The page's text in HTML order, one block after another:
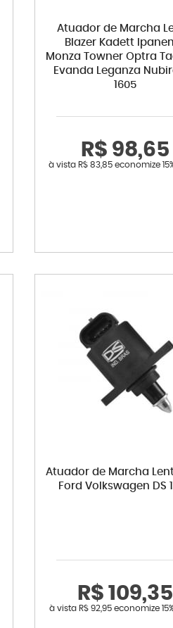
Atuador de Marcha
Blazer Kadett
Monza Towner Optra
Evanda Leganza
1605
R$ 98,65
à vista R$ 83,85economize
Atuador de Marcha
Ford Volkswagen DS
R$ 109,35
à vista R$ 92,95economize